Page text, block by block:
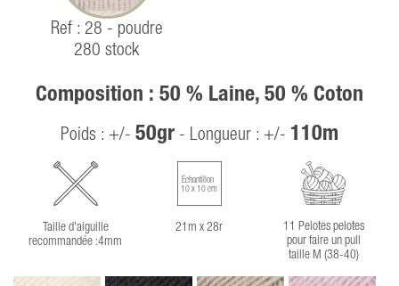
Ref : 28 - poudre
280 stock
Composition : 50 % Laine, 50 % Coton
Poids : +/- 50gr - Longueur : +/- 110m
Taille d'aiguille
recommandée :4mm
Échantillon
10 x 10 cm
21m x 28r
11 Pelotes pelotes
pour faire un pull
taille M (38-40)